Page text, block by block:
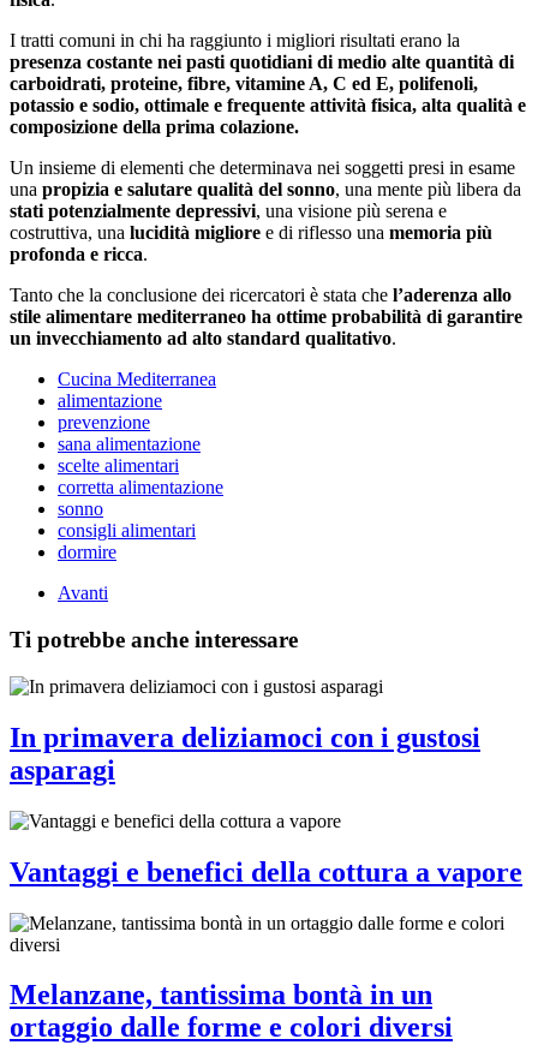
I tratti comuni in chi ha raggiunto i migliori risultati erano la
presenza costante nei pasti quotidiani di medio alte quantità di
carboidrati, proteine, fibre, vitamine A, C ed E, polifenoli,
potassio e sodio, ottimale e frequente attività fisica, alta qualità e
composizione della prima colazione.
Un insieme di elementi che determinava nei soggetti presi in esame
una propizia e salutare qualità del sonno, una mente più libera da
stati potenzialmente depressivi, una visione più serena e
costruttiva, una lucidità migliore e di riflesso una memoria più
profonda e ricca.
Tanto che la conclusione dei ricercatori è stata che l’aderenza allo
stile alimentare mediterraneo ha ottime probabilità di garantire
un invecchiamento ad alto standard qualitativo.
Cucina Mediterranea
alimentazione
prevenzione
sana alimentazione
scelte alimentari
corretta alimentazione
sonno
consigli alimentari
dormire
Avanti
Ti potrebbe anche interessare
In primavera deliziamoci con i gustosi
asparagi
Vantaggi e benefici della cottura a vapore
Melanzane, tantissima bontà in un
ortaggio dalle forme e colori diversi